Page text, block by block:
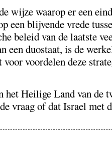
wijze waarop er een
een blijvende vrede
beleid van de laatste
een duostaat, is de
voordelen deze
het Heilige Land van de
vraag of dat Israel met